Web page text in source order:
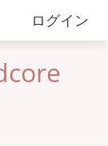
ログイン